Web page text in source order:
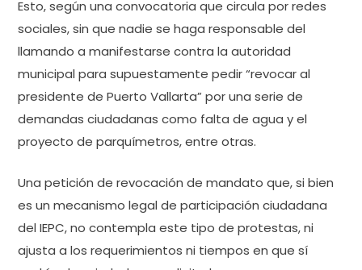
Esto, según una convocatoria que circula por redes
sociales, sin que nadie se haga responsable del
llamando a manifestarse contra la autoridad
municipal para supuestamente pedir “revocar al
presidente de Puerto Vallarta” por una serie de
demandas ciudadanas como falta de agua y el
proyecto de parquímetros, entre otras.
Una petición de revocación de mandato que, si bien
es un mecanismo legal de participación ciudadana
del IEPC, no contempla este tipo de protestas, ni
ajusta a los requerimientos ni tiempos en que sí